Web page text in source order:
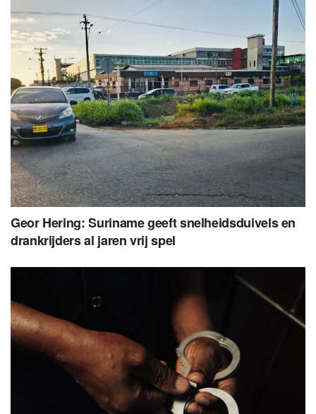
Geor Hering: Suriname geeft snelheidsduivels en
drankrijders al jaren vrij spel